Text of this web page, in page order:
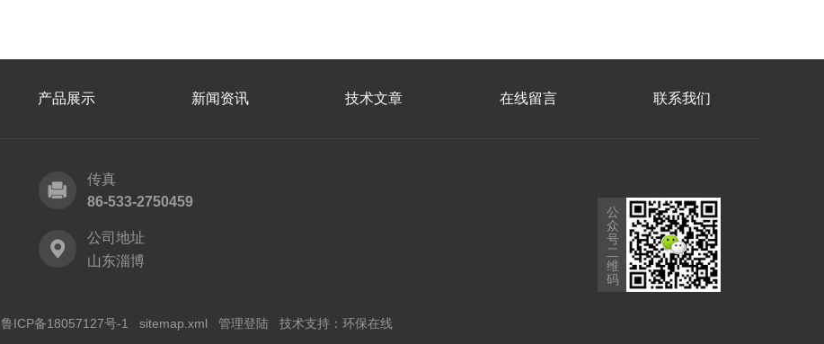
产品展示 新闻资讯 技术文章 在线留言 联系我们
传真
86-533-2750459
公司地址
山东淄博
鲁ICP备18057127号-1 sitemap.xml 管理登陆 技术支持： 环保在线
公
众
号
二
维
码